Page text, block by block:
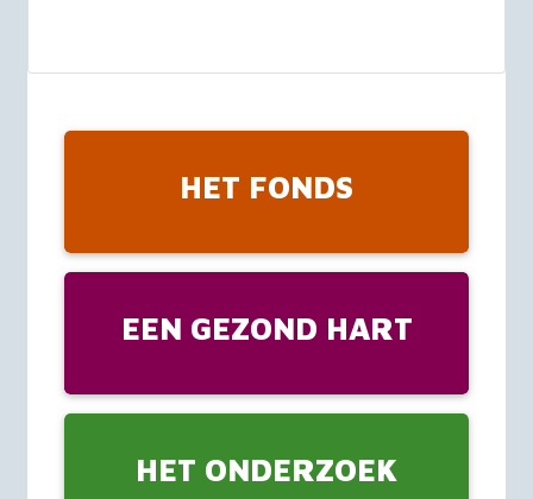
HET FONDS
EEN GEZOND HART
HET ONDERZOEK